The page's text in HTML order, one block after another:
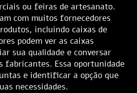
ou feiras de artesanato.
com muitos fornecedores
incluindo caixas de
podem ver as caixas
sua qualidade e conversar
fabricantes. Essa oportunidade
e identificar a opção que
necessidades.